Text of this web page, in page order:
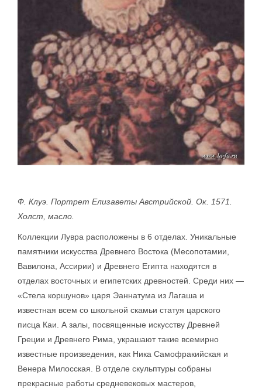
Ф. Клуэ. Портрет Елизаветы Австрийской. Ок. 1571.
Холст, масло.
Коллекции Лувра расположены в 6 отделах. Уникальные
памятники искусства Древнего Востока (Месопотамии,
Вавилона, Ассирии) и Древнего Египта находятся в
отделах восточных и египетских древностей. Среди них —
«Стела коршунов» царя Эаннатума из Лагаша и
известная всем со школьной скамьи статуя царского
писца Каи. А залы, посвященные искусству Древней
Греции и Древнего Рима, украшают такие всемирно
известные произведения, как Ника Самофракийская и
Венера Милосская. В отделе скульптуры собраны
прекрасные работы средневековых мастеров,